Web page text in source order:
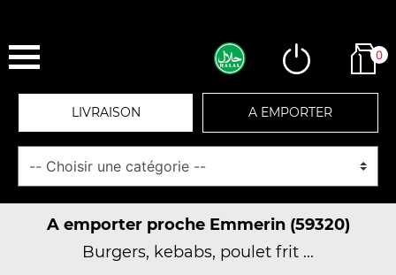
0
LIVRAISON A EMPORTER
A emporter proche Emmerin (59320)
Burgers, kebabs, poulet frit ...